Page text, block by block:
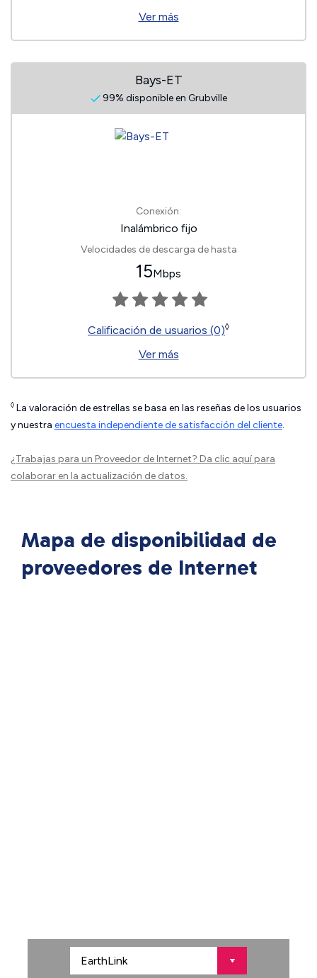
Ver más
Bays-ET
99% disponible en Grubville
Conexión:
Inalámbrico fijo
Velocidades de descarga de hasta
15Mbps
Calificación de usuarios (0)◊
Ver más
◊ La valoración de estrellas se basa en las reseñas de los usuarios
y nuestra encuesta independiente de satisfacción del cliente.
¿Trabajas para un Proveedor de Internet? Da clic aquípara
colaborar en la actualización de datos.
Mapa de disponibilidad de
proveedores de Internet